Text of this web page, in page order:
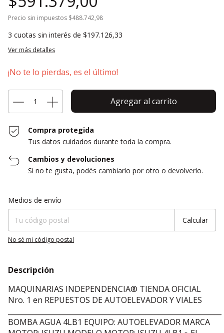
Precio sin impuestos $488.742,98
3 cuotas sin interés de $197.126,33
Ver más detalles
¡No te lo pierdas, es el último!
Compra protegida
Tus datos cuidados durante toda la compra.
Cambios y devoluciones
Si no te gusta, podés cambiarlo por otro o devolverlo.
Entregas para el CP:
Medios de envío
Calcular
No sé mi código postal
Descripción
MAQUINARIAS INDEPENDENCIA® TIENDA OFICIAL
Nro. 1 en REPUESTOS DE AUTOELEVADOR Y VIALES
BOMBA AGUA 4LB1 EQUIPO: AUTOELEVADOR MARCA